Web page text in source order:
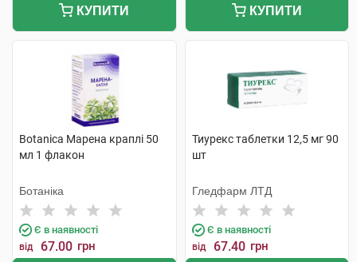
КУПИТИ КУПИТИ
Botanica Марена краплі 50
мл 1 флакон
Ботаніка
Є в наявності
від 67.00 грн
Тиурекс таблетки 12,5 мг 90
шт
Гледфарм ЛТД
Є в наявності
від 67.40 грн